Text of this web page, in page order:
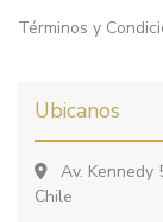
Términos y
Ubicanos
Av. Kennedy
Chile